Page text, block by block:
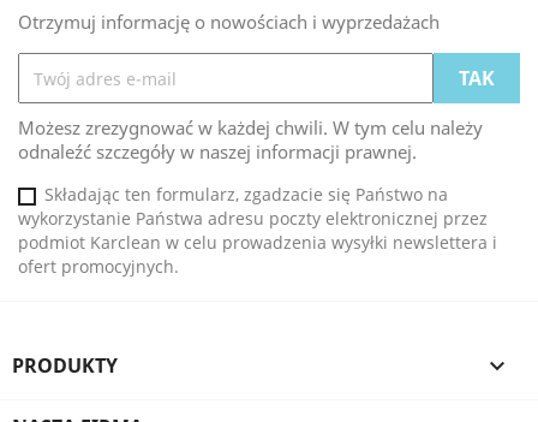
Otrzymuj informację o nowościach i wyprzedażach
Możesz zrezygnować w każdej chwili. W tym celu należy
odnaleźć szczegóły w naszej informacji prawnej.
Składając ten formularz, zgadzacie się Państwo na
wykorzystanie Państwa adresu poczty elektronicznej przez
podmiot Karclean w celu prowadzenia wysyłki newslettera i
ofert promocyjnych.
PRODUKTY 